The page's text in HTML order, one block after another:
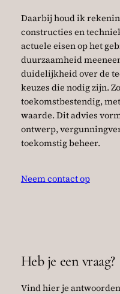
Daarbij houd ik
constructies en
actuele eisen op het
duurzaamheid
duidelijkheid over de
keuzes die nodig zijn.
toekomstbestendig,
waarde. Dit advies
ontwerp,
toekomstig beheer.
Neem contact op
Heb je een vraag?
Vind hier je